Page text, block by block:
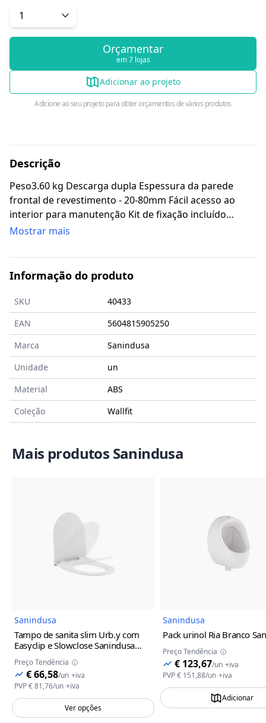
Orçamentar
em 7 lojas
Adicionar ao projeto
Adicione ao seu projeto para obter orçamentos de vários produtos
Descrição
Peso3.60 kg Descarga dupla Espessura da parede
frontal de revestimento - 20-80mm Fácil acesso ao
interior para manutenção Kit de fixação incluído
Mecanismo de descarga incluído Posição da entrada
parede - superior a 90mm Volume de descarga -
3/6Lpf Acionamento do autoclismo - frontal Tipologia
de Instalação: Encastrar
Mostrar mais
Informação do produto
SKU
40433
EAN
5604815905250
Marca
Sanindusa
Unidade
un
Material
ABS
Coleção
Wallfit
Mais produtos Sanindusa
Sanindusa
Tampo de sanita slim Urb.y com
Easyclip e Slowclose Sanindusa
Preço Tendência
€ 66,58/un +iva
PVP€ 81,76/un +iva
Ver opções
Sanindusa
Pack urinol Ria Branco
Preço Tendência
€ 123,67/un +iva
PVP€ 151,88/un +iva
Adicionar